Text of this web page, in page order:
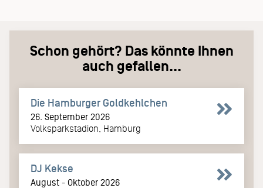
Schon gehört? Das könnte Ihnen
auch gefallen...
Die Hamburger Goldkehlchen
26. September 2026
Volksparkstadion, Hamburg
DJ Kekse
August - Oktober 2026